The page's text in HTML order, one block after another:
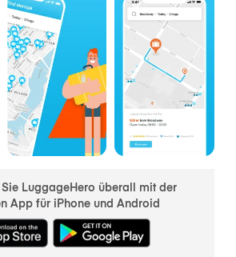
LuggageHero überall mit der
App für iPhone und Android